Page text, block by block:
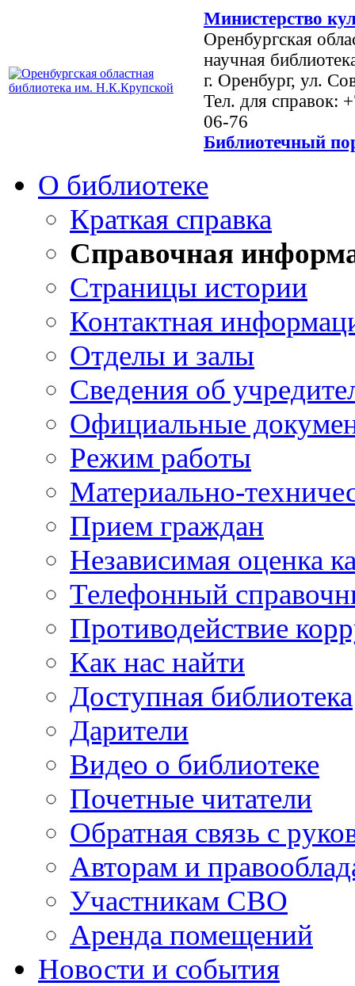
Министерство
Оренбургская
научная
г. Оренбург, ул.
Тел. для справок:
06-76
Библиотечный
О библиотеке
Краткая справка
Справочная
Страницы истории
Контактная
Отделы и залы
Сведения об
Официальные
Режим работы
Материально-
Прием граждан
Независимая оценка
Телефонный
Противодействие
Как нас найти
Доступная библиотека
Дарители
Видео о библиотеке
Почетные читатели
Обратная связь с
Авторам и
Участникам СВО
Аренда помещений
Новости и события